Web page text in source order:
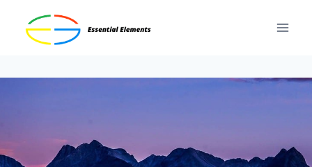
content